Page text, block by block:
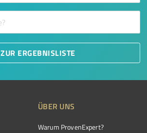
ZUR ERGEBNISLISTE
ÜBER UNS
Warum ProvenExpert?